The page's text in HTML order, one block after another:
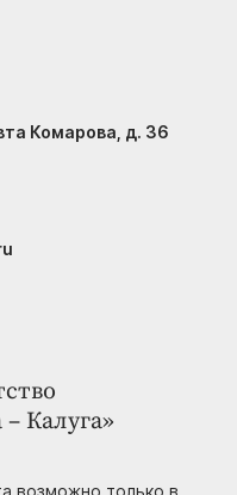
Калуга»
возможно только в
Комарова, д. 36